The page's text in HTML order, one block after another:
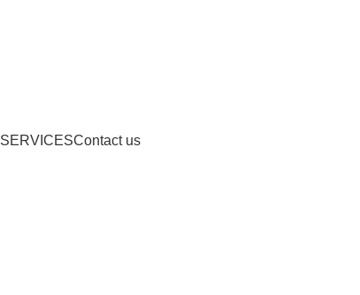
SERVICESContact us